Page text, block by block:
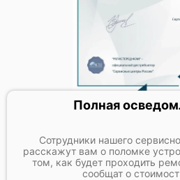
Полная
Сотрудники нашего
расскажут вам о поломке
том, как будет проходить
сообщат о